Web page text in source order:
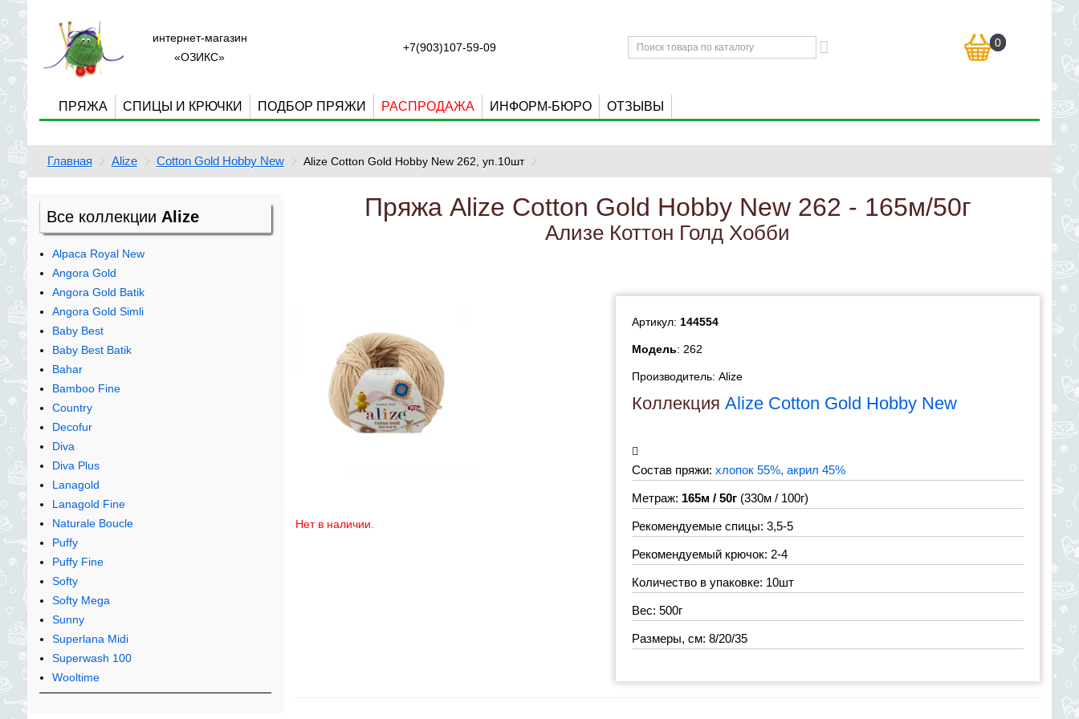
интернет-магазин
«ОЗИКС»
+7(903)107-59-09 0
ПРЯЖА СПИЦЫ И КРЮЧКИ ПОДБОР ПРЯЖИ РАСПРОДАЖА ИНФОРМ-БЮРО ОТЗЫВЫ
Главная Alize Cotton Gold Hobby New Alize Cotton Gold Hobby New 262, уп.10шт
Все коллекции Alize
Alpaca Royal New
Angora Gold
Angora Gold Batik
Angora Gold Simli
Baby Best
Baby Best Batik
Bahar
Bamboo Fine
Country
Decofur
Diva
Diva Plus
Lanagold
Lanagold Fine
Naturale Boucle
Puffy
Puffy Fine
Softy
Softy Mega
Sunny
Superlana Midi
Superwash 100
Wooltime
Пряжа Alize Cotton Gold Hobby New 262 - 165м/50г
Ализе Коттон Голд Хобби
Нет в наличии.
Артикул: 144554
Модель: 262
Производитель: Alize
Коллекция Alize Cotton Gold Hobby New
Состав пряжи: хлопок 55%, акрил 45%
Метраж: 165м / 50г(330м / 100г)
Рекомендуемые спицы: 3,5-5
Рекомендуемый крючок: 2-4
Количество в упаковке: 10шт
Вес: 500г
Размеры, см: 8/20/35